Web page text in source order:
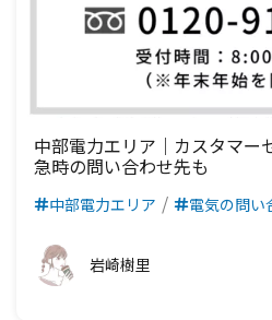
九州電力エリア
四国電力エリア
九州電力エリア
中国電力エリア
四国電力エリア
九州電力エリア
関西電力エリア
中国電力エリア
四国電力エリア
中部電力エリア
関西電力エリア
中国電力エリア
九州電力エリア
北陸電力エリア
中部電力エリア
関西電力エリア
四国電力エリア
中部電力エリア｜カスタマー
急時の問い合わせ先も
中部電力エリア 電気の問い
岩崎樹里